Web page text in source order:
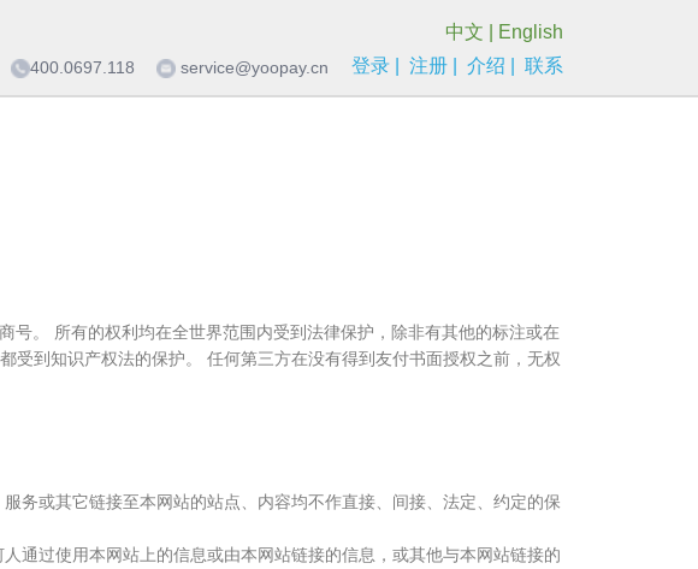
400.0697.118 service@yoopay.cn
中文
English
登录
注册 介绍 联系
号。 所有的权利均在全世界范围内受到法律保护，除非有其他的标注或在
受到知识产权法的保护。 任何第三方在没有得到友付书面授权之前，无权
务或其它链接至本网站的站点、内容均不作直接、间接、法定、约定的保
通过使用本网站上的信息或由本网站链接的信息，或其他与本网站链接的